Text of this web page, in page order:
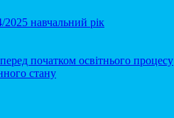
2025 навчальний рік
початком освітнього процесу
стану